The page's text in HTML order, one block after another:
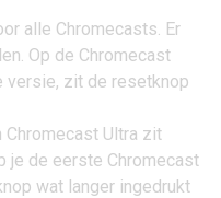
alle Chromecasts. Er
Op de Chromecast
versie, zit de resetknop
Chromecast Ultra zit
je de eerste Chromecast
wat langer ingedrukt